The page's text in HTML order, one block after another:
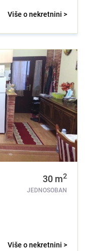
Više o nekretnini >
30 m2
JEDNOSOBAN
Više o nekretnini >